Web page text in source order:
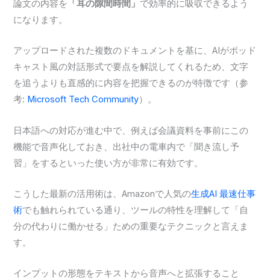
論文の内容を 「耳の隙間時間」 で効率的に吸収できるよう
になります。
アップロードされた複数のドキュメントを基に、AIがポッド
キャスト風の対話形式で要点を解説してくれるため、文字
を追うよりも直感的に内容を把握できるのが特徴です（参
考: Microsoft Tech Community）。
日本語への対応が進む中で、例えば会議資料を事前にこの
機能で音声化しておき、出社中の電車内で「聞き流し予
習」をするといった使い方が非常に有効です。
こうした最新の活用術は、Amazonで人気の生成AI 最速仕事
術でも触れられている通り、ツールの特性を理解して「自
分の代わりに働かせる」ための重要なテクニックと言えま
す。
インプットの形態をテキストから音声へと拡張すること